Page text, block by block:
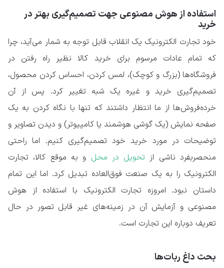
استفاده از هوش مصنوعی جهت تصمیم‌گیری بهتر در
خرید
خود تجارت الکترونیک یک انقلاب قابل توجه به شمار می‌آید، چرا
که تمام عادات مرسوم برای خرید کالا نظیر راه رفتن در
فروشگاه‌ها (بزرگ و کوچک)، لمس کردن، احساس کردن محصول،
تصمیم‌گیری خرید و غیره یک شبه تغییر کرد. پس از آن
خرده‌فروش‌ها از ما انتظار داشتند که تنها با نگاه کردن به یک
صفحه نمایش (یک گوشی هوشمند یا کامپیوتر) و دیدن تصاویر و
توضیحات در مورد خرید خود تصمیم‌گیری کنیم. اما راحتی
منحصربفرد ناشی از تحویل در محل و به موقع کالا، تجارت
الکترونیک را به یک صنعت فوق‌العاده تبدیل کرد. اما این تمام
داستان نبود. امروزه تجارت الکترونیک با استفاده از هوش
مصنوعی و آزمایش آن در زمینه‌های غیر قابل تصور در حال
تعریف دوباره این تجارت است.
بحث داغ ربات‌ها